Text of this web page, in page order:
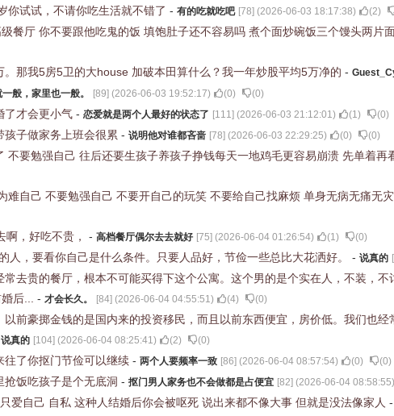
你试试，不请你吃生活就不错了 - 有的吃就吃吧 [78] (2026-06-03 18:17:38) (2)
餐厅 你不要跟他吃鬼的饭 填饱肚子还不容易吗 煮个面炒碗饭三个馒头两片
那我5房5卫的大house 加破本田算什么？我一年炒股平均5万净的 -
般，家里也一般。 [89] (2026-06-03 19:52:17) (0) (0)
了才会更小气 - 恋爱就是两个人最好的状态了 [111] (2026-06-03 21:12:01) (1) (0)
孩子做家务上班会很累 - 说明他对谁都吝啬 [78] (2026-06-03 22:29:25) (0) (0)
不要勉强自己 往后还要生孩子养孩子挣钱每天一地鸡毛更容易崩溃 先单着再
难自己 不要勉强自己 不要开自己的玩笑 不要给自己找麻烦 单身无病无痛无灾
啊，好吃不贵， - 高档餐厅偶尔去去就好 [75] (2026-06-04 01:26:54) (1) (0)
人，要看你自己是什么条件。只要人品好，节俭一些总比大花洒好。 - 说真的 [
去贵的餐厅，根本不可能买得下这个公寓。这个男的是个实在人，不装，
后... - 才会长久。 [84] (2026-06-04 04:55:51) (4) (0)
前豪掷金钱的是国内来的投资移民，而且以前东西便宜，房价低。我们也
说真的 [104] (2026-06-04 08:25:41) (2) (0)
了你抠门节俭可以继续 - 两个人要频率一致 [86] (2026-06-04 08:57:54) (0) (0)
饭吃孩子是个无底洞 - 抠门男人家务也不会做都是占便宜 [82] (2026-06-04 08:58:55)
爱自己 自私 这种人结婚后你会被呕死 说出来都不像大事 但就是没法像家人 -